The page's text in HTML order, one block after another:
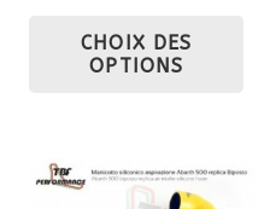
CHOIX DES
OPTIONS